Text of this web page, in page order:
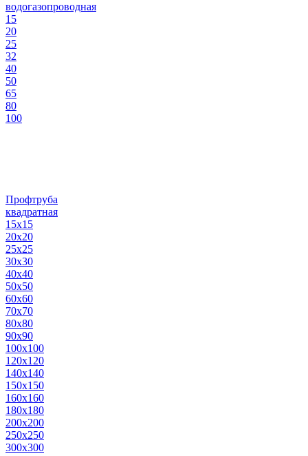
водогазопроводная
15
20
25
32
40
50
65
80
100
Профтруба
квадратная
15х15
20х20
25х25
30х30
40х40
50х50
60х60
70х70
80х80
90х90
100х100
120х120
140х140
150х150
160х160
180х180
200х200
250х250
300х300